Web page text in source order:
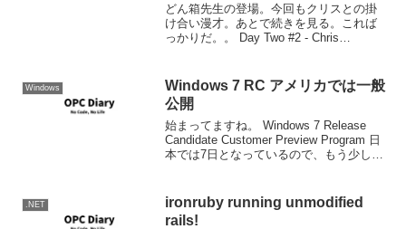
どん箱先生の登場。今回もクリスとの掛
け合い漫才。あとで続きを見る。これば
っかりだ。。 Day Two #2 - Chris
Windows
Windows 7 RC アメリカでは一般
公開
始まってますね。 Windows 7 Release
Candidate Customer Preview Program 日
本では7日となっているので、もう少しで
.NET
ironruby running unmodified
rails!